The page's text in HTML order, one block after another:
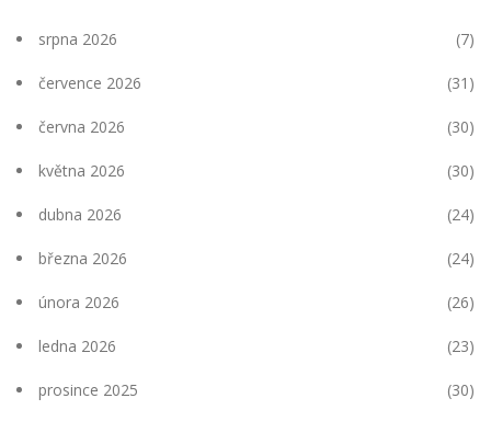
srpna 2026 (7)
července 2026 (31)
června 2026 (30)
května 2026 (30)
dubna 2026 (24)
března 2026 (24)
února 2026 (26)
ledna 2026 (23)
prosince 2025 (30)